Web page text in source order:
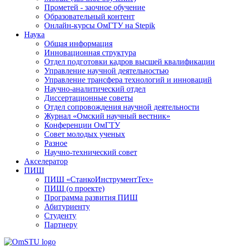
Прометей - заочное обучение
Образовательный контент
Онлайн-курсы ОмГТУ на Stepik
Наука
Общая информация
Инновационная структура
Отдел подготовки кадров высшей квалификации
Управление научной деятельностью
Управление трансфера технологий и инноваций
Научно-аналитический отдел
Диссертационные советы
Отдел сопровождения научной деятельности
Журнал «Омский научный вестник»
Конференции ОмГТУ
Совет молодых ученых
Разное
Научно-технический совет
Акселератор
ПИШ
ПИШ «СтанкоИнструментТех»
ПИШ (о проекте)
Программа развития ПИШ
Абитуриенту
Студенту
Партнеру